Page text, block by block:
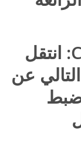
Cool Wallpaper Maker: انتقل
عن